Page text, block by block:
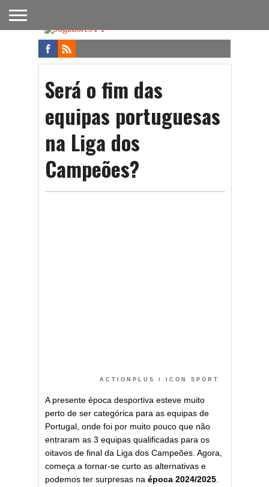
FUTEBOL
NACIONAL
FUTEBOL
INTERNACIONAL
NOTÍCIAS
ONDE
ASSISTIR
FUTEBOL
NA TV
APOSTAS
Será o fim das
equipas portuguesas
na Liga dos
Campeões?
ACTIONPLUS / ICON SPORT
A presente época desportiva esteve muito
perto de ser categórica para as equipas de
Portugal, onde foi por muito pouco que não
entraram as 3 equipas qualificadas para os
oitavos de final da Liga dos Campeões. Agora,
começa a tornar-se curto as alternativas e
podemos ter surpresas na época 2024/2025